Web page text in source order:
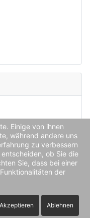
Einige von ihnen
während andere uns
zu verbessern
ob Sie die
Sie, dass bei einer
der
Akzeptieren Ablehnen